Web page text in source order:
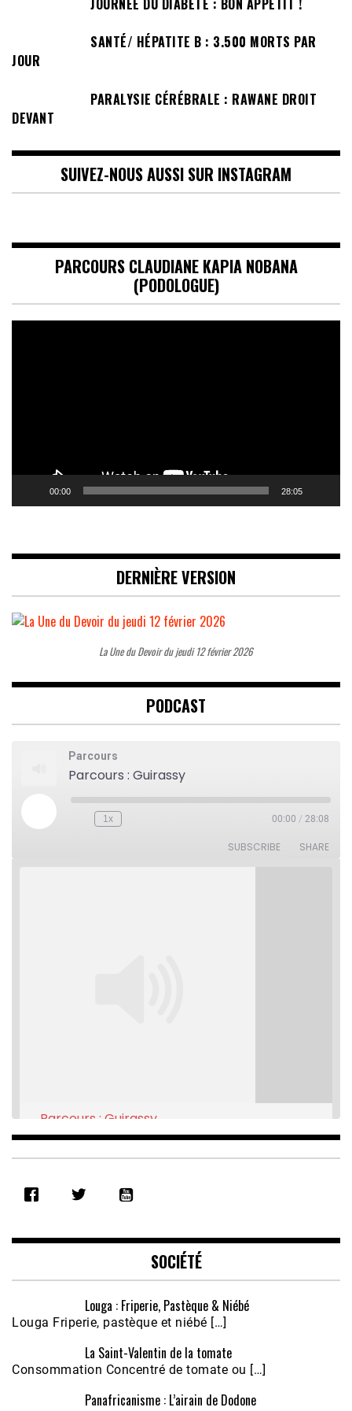
SANTÉ/ HÉPATITE B : 3.500 MORTS PAR
JOUR
PARALYSIE CÉRÉBRALE : RAWANE DROIT
DEVANT
SUIVEZ-NOUS AUSSI SUR INSTAGRAM
PARCOURS CLAUDIANE KAPIA NOBANA
(PODOLOGUE)
00:00 28:05
DERNIÈRE VERSION
La Une du Devoir du jeudi 12 février 2026
PODCAST
Parcours
Parcours : Guirassy
Play
Episode
Rewind
1x 00:00 / 28:08
SUBSCRIBE SHARE
RSS FEED
EMBED
Parcours : Guirassy
Feb 16, 2021 • 28:08
SOCIÉTÉ
Louga : Friperie, Pastèque & Niébé
Louga Friperie, pastèque et niébé […]
La Saint-Valentin de la tomate
Consommation Concentré de tomate ou […]
Panafricanisme : L’airain de Dodone